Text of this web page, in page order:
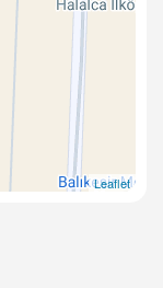
Leaflet